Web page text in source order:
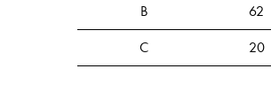
B
62
C
20